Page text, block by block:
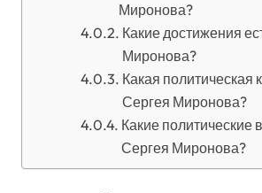
Миронова?
Какие достижения
Миронова?
Какая политическая
Сергея Миронова?
Какие политические
Сергея Миронова?